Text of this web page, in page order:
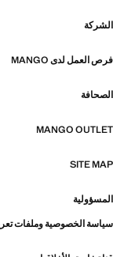
الشركة
فرص العمل لدى MANGO
الصحافة
MANGO OUTLET
SITE MAP
المسؤولية
سياسة الخصوصية وملفات